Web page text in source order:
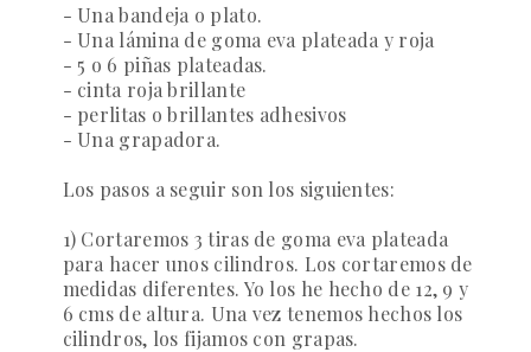
- Una bandeja o plato.
- Una lámina de goma eva plateada y roja
- 5 o 6 piñas plateadas.
- cinta roja brillante
- perlitas o brillantes adhesivos
- Una grapadora.
Los pasos a seguir son los siguientes:
1) Cortaremos 3 tiras de goma eva plateada
para hacer unos cilindros. Los cortaremos de
medidas diferentes. Yo los he hecho de 12, 9 y
6 cms de altura. Una vez tenemos hechos los
cilindros, los fijamos con grapas.